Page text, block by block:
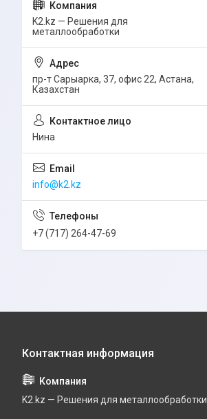
K2.kz — Решения для
металлообработки
пр-т Сарыарка, 37, офис 22, Астана,
Казахстан
Нина
info@k2.kz
+7 (717) 264-47-69
K2.kz — Решения для металлообработки